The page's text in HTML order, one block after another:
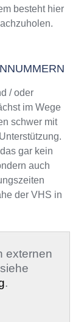
besteht hier
/ oder
im Wege
schwer mit
gar kein
auch
der VHS in
externen
.